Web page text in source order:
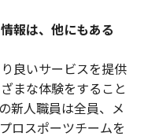
報は、他にもある
良いサービスを提供
まな体験をすること
新人職員は全員、メ
ロスポーツチームを